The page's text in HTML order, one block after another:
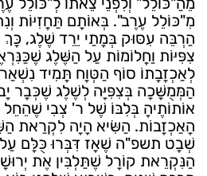
מִ"כּוֹלֵל עֶרֶב". בְּאוֹתָם תַּחֲזִיּוֹת
הַרְבֵּה עִסּוּק בְּמָתַי יֵרֵד שֶׁלֶג,
צִפִּיּוֹת וַחֲלוֹמוֹת עַל הַשֶּׁלֶג
לְאַכְזָבָתוֹ סוֹף הַטְּוָח תָּמִיד
הַמְּמֻשָּׁכָה בְּצִפִּיָּה לְשֶׁלֶג שֶׁכְּבָר
אוֹתוֹתֶיהָ בְּלִבּוֹ שֶׁל ר' צְבִי
הָאַכְזָבוֹת. הַשִּׂיא הָיָה לִקְרַאת
שְׁבָט תשפ"ה שֶׁאָז דִּבְּרוּ כֻּלָּם
הַנִּקְרֵאת קוֹרָל שֶׁתַּלְבִּין אֶת